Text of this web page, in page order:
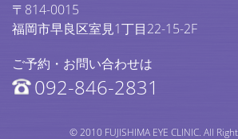
〒814-0015
福岡市早良区室見1丁目22-15-2F
ご予約・お問い合わせは
092-846-2831
© 2010 FUJISHIMA EYE CLINIC. All